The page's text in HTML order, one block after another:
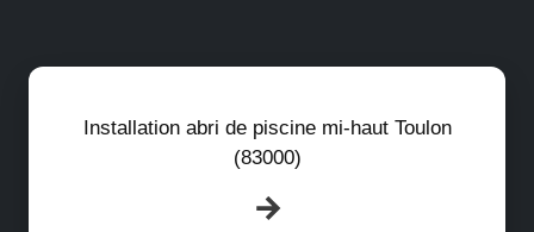
Installation abri de piscine mi-haut Toulon
(83000)